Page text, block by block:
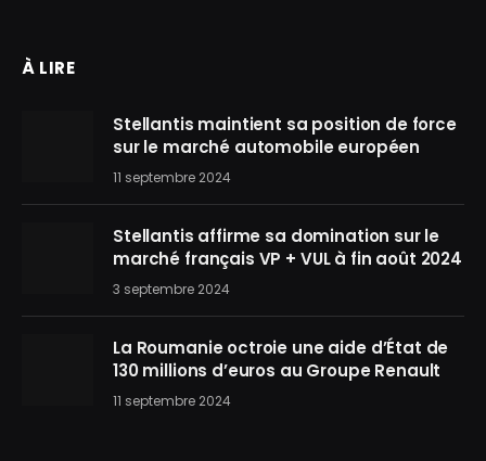
À LIRE
Stellantis maintient sa position de force
sur le marché automobile européen
11 septembre 2024
Stellantis affirme sa domination sur le
marché français VP + VUL à fin août 2024
3 septembre 2024
La Roumanie octroie une aide d’État de
130 millions d’euros au Groupe Renault
11 septembre 2024